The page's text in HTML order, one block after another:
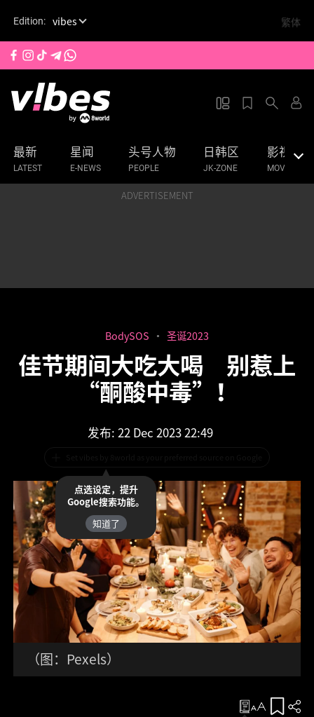
i
Edition: vibes 繁体
最新
LATEST
星闻
E-NEWS
头号人物
PEOPLE
日韩区
JK-ZONE
影视
MOVIES &
ADVERTISEMENT
佳节期间大吃大喝 别惹上
“酮酸中毒”！
BodySOS 圣诞2023
发布: 22 Dec 2023 22:49
点选设定，提升
Google搜索功能。
知道了
（图：Pexels）
收藏